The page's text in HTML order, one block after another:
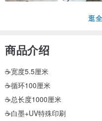
逛
商品介绍
☕️宽度5.5厘米
☕️循环100厘米
☕️总长度1000厘米
☕️白墨+UV特殊印刷